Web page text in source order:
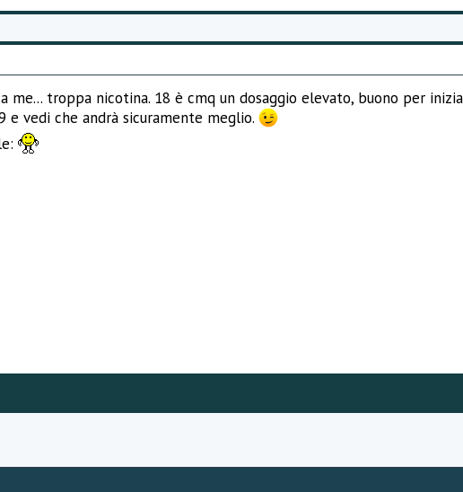
me... troppa nicotina. 18 è cmq un dosaggio elevato, buono per
e vedi che andrà sicuramente meglio.